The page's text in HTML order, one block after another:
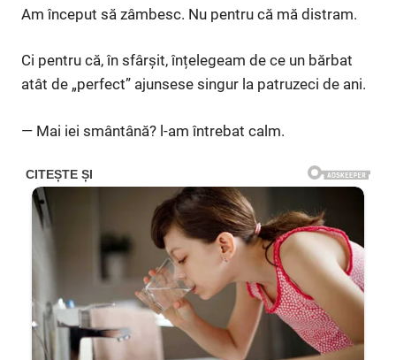
Am început să zâmbesc. Nu pentru că mă distram.
Ci pentru că, în sfârșit, înțelegeam de ce un bărbat
atât de „perfect” ajunsese singur la patruzeci de ani.
— Mai iei smântână? l-am întrebat calm.